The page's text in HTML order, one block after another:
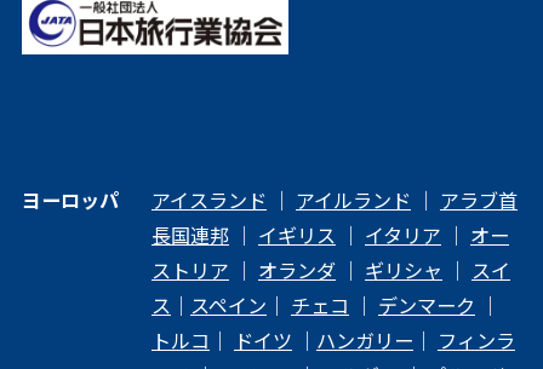
ヨーロッパ アイスランド ｜ アイルランド ｜ アラブ首
長国連邦｜ イギリス ｜ イタリア ｜ オー
ストリア ｜ オランダ｜ ギリシャ ｜ スイ
ス ｜ スペイン ｜ チェコ ｜ デンマーク ｜
トルコ ｜ ドイツ ｜ ハンガリー ｜ フィンラ